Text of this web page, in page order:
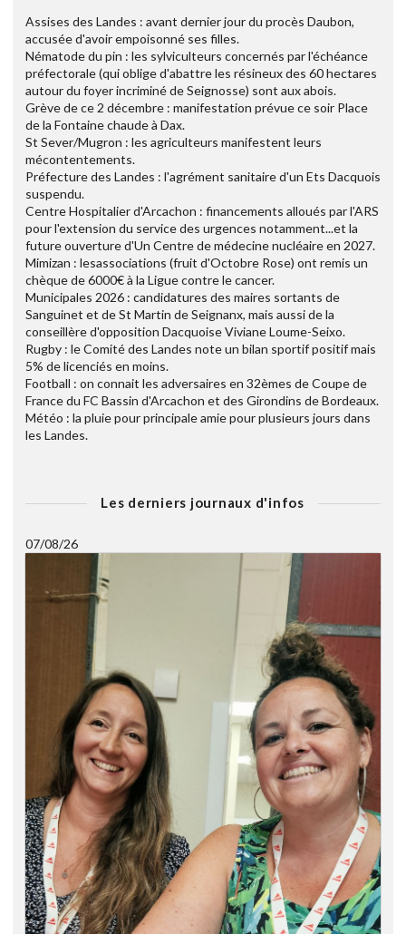
Assises des Landes : avant dernier jour du procès Daubon,
accusée d'avoir empoisonné ses filles.
Nématode du pin : les sylviculteurs concernés par l'échéance
préfectorale (qui oblige d'abattre les résineux des 60 hectares
autour du foyer incriminé de Seignosse) sont aux abois.
Grève de ce 2 décembre : manifestation prévue ce soir Place
de la Fontaine chaude à Dax.
St Sever/Mugron : les agriculteurs manifestent leurs
mécontentements.
Préfecture des Landes : l'agrément sanitaire d'un Ets Dacquois
suspendu.
Centre Hospitalier d'Arcachon : financements alloués par l'ARS
pour l'extension du service des urgences notamment...et la
future ouverture d'Un Centre de médecine nucléaire en 2027.
Mimizan : lesassociations (fruit d'Octobre Rose) ont remis un
chèque de 6000€ à la Ligue contre le cancer.
Municipales 2026 : candidatures des maires sortants de
Sanguinet et de St Martin de Seignanx, mais aussi de la
conseillère d'opposition Dacquoise Viviane Loume-Seixo.
Rugby : le Comité des Landes note un bilan sportif positif mais
5% de licenciés en moins.
Football : on connait les adversaires en 32èmes de Coupe de
France du FC Bassin d'Arcachon et des Girondins de Bordeaux.
Météo : la pluie pour principale amie pour plusieurs jours dans
les Landes.
Les derniers journaux d'infos
07/08/26